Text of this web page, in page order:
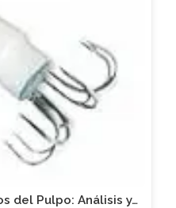
del Pulpo: Análisis y…